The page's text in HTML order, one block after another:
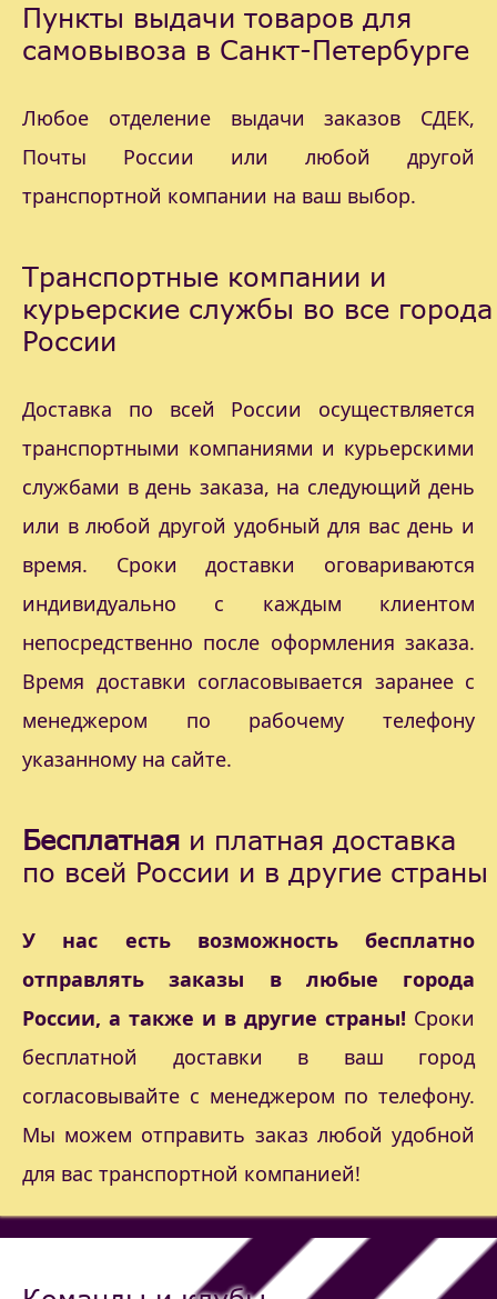
Пункты выдачи товаров для
самовывоза в Санкт-Петербурге
Любое отделение выдачи заказов СДЕК,
Почты России или любой другой
транспортной компании на ваш выбор.
Транспортные компании и
курьерские службы во все города
России
Доставка по всей России осуществляется
транспортными компаниями и курьерскими
службами в день заказа, на следующий день
или в любой другой удобный для вас день и
время. Сроки доставки оговариваются
индивидуально с каждым клиентом
непосредственно после оформления заказа.
Время доставки согласовывается заранее с
менеджером по рабочему телефону
указанному на сайте.
Бесплатная и платная доставка
по всей России и в другие страны
У нас есть возможность бесплатно
отправлять заказы в любые города
России, а также и в другие страны! Сроки
бесплатной доставки в ваш город
согласовывайте с менеджером по телефону.
Мы можем отправить заказ любой удобной
для вас транспортной компанией!